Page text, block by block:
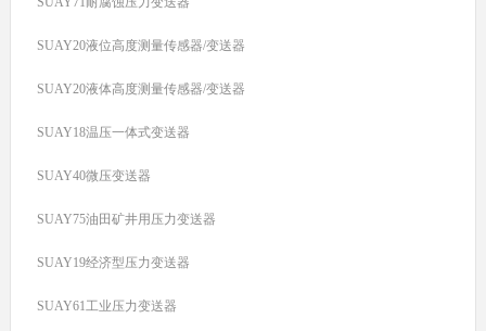
SUAY20液位高度测量传感器/变送器
SUAY20液体高度测量传感器/变送器
SUAY18温压一体式变送器
SUAY40微压变送器
SUAY75油田矿井用压力变送器
SUAY19经济型压力变送器
SUAY61工业压力变送器